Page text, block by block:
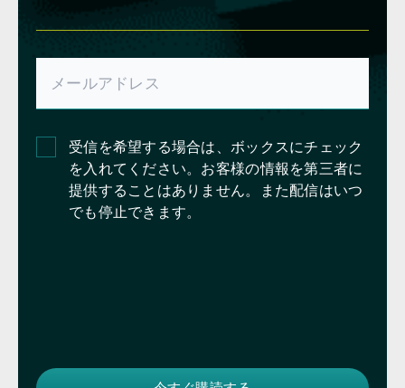
受信を希望する場合は、ボックスにチェック
を入れてください。お客様の情報を第三者に
提供することはありません。また配信はいつ
でも停止できます。